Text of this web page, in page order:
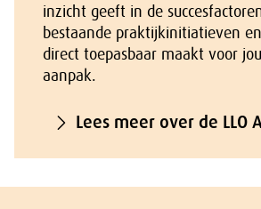
inzicht geeft in de
bestaande praktijkinitiatieven
direct toepasbaar maakt voor
aanpak.
Lees meer over de LLO